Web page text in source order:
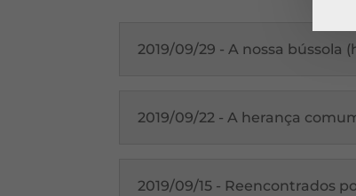
2019/09/29 - A nossa bússola
2019/09/22 - A herança
2019/09/15 - Reencontrados